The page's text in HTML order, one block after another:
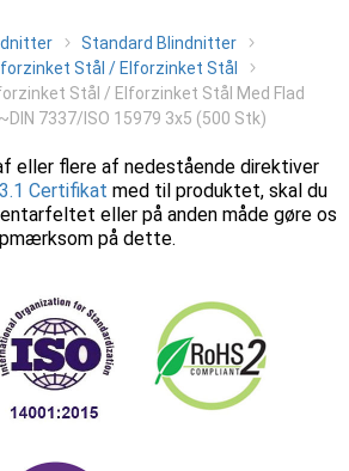
Standard Blindnitter
Stål / Elforzinket Stål
Stål / Elforzinket Stål Med Flad
7337/ISO 15979 3x5 (500 Stk)
eller flere af nedestående direktiver
3.1 Certifikat med til produktet, skal du
eller på anden måde gøre os
på dette.